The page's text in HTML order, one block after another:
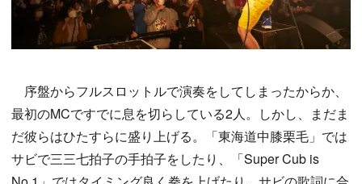
序盤からフルスロットルで演奏をしてしまったからか、
最初のMCですでに息を切らしている2人。しかし、まだま
だ彼らはひたすらに盛り上げる。「東海道中膝栗毛」では
サビで三三七拍子の手拍子をしたり、「Super Cub is